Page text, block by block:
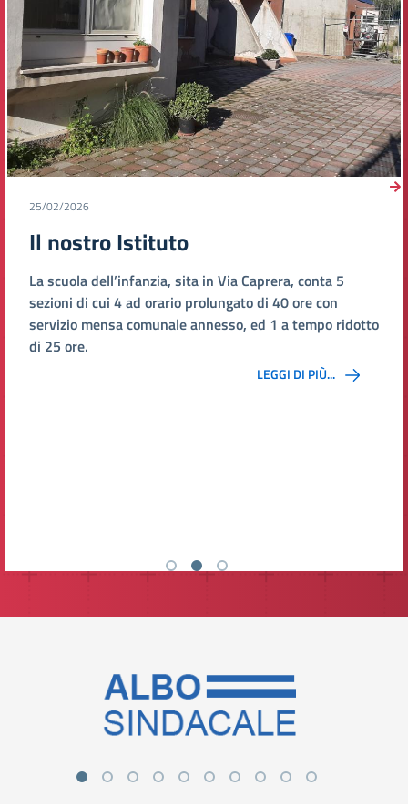
Caprera, conta 5
di 40 ore con
ed 1 a tempo ridotto
La scuola Primaria consta
sede Centrale e nel plesso
aule spaziose, accoglienti
classi della scuola